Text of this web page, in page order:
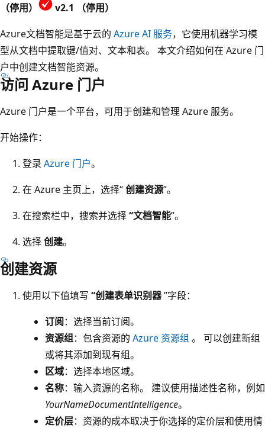
（停用）
v2.1 （停用）
Azure文档智能是基于云的 Azure AI 服务，它使用机器学习模
型从文档中提取键/值对、文本和表。 本文介绍如何在 Azure 门
户中创建文档智能资源。
访问 Azure 门户
Azure 门户是一个平台，可用于创建和管理 Azure 服务。
开始操作：
登录 Azure 门户。
在 Azure 主页上，选择“创建资源”。
在搜索栏中，搜索并选择“文档智能”。
选择创建。
创建资源
使用以下值填写 “创建表单识别器”字段：
订阅：选择当前订阅。
资源组：包含资源的 Azure 资源组 。 可以创建新组
或将其添加到现有组。
区域：选择本地区域。
名称：输入资源的名称。 建议使用描述性名称，例如
YourNameDocumentIntelligence。
定价层：资源的成本取决于你选择的定价层和使用情